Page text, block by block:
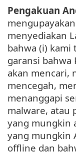
Pengakuan
menyediakan
bahwa (i)
garansi bahwa
akan mencari,
mencegah,
menanggapi
malware, atau
yang mungkin
yang mungkin
offline dan